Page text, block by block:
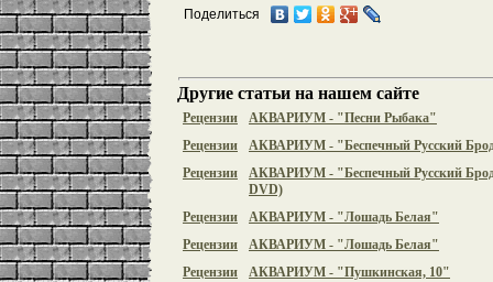
Поделиться
Другие статьи на нашем сайте
Рецензии
АКВАРИУМ - "Песни Рыбака"
Рецензии
АКВАРИУМ - "Беспечный Русский
Рецензии
АКВАРИУМ - "Беспечный Русский
DVD)
Рецензии
АКВАРИУМ - "Лошадь Белая"
Рецензии
АКВАРИУМ - "Лошадь Белая"
Рецензии
АКВАРИУМ - "Пушкинская, 10"